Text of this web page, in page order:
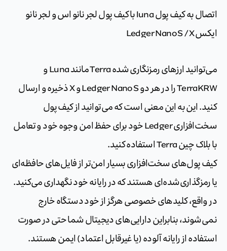
اتصال به کیف پول luna با کیف پول لجر نانو اس و لجر نانو
ایکس Ledger Nano S /X
می‌توانید ارزهای رمزنگاری شده Terra مانند Luna و
TerraKRW را در هر دو Ledger Nano S و X ذخیره و ارسال
کنید. این به این معنی است که می‌توانید از کیف پول
سخت‌افزاری Ledger خود برای حفظ امن وجوه خود و تعامل
با بلاک چین Terra استفاده کنید.
کیف پول‌های سخت‌افزاری بسیار امن‌تر از فایل‌های حافظه‌ای
یا رمزگذاری‌شده‌ای هستند که در رایانه خود نگهداری می‌کنید.
در واقع، کلیدهای خصوصی هرگز از خود دستگاه خارج
نمی‌شوند، بنابراین دارایی‌های دیجیتال شما حتی در صورت
استفاده از رایانه آلوده (یا غیرقابل اعتماد) ایمن هستند.